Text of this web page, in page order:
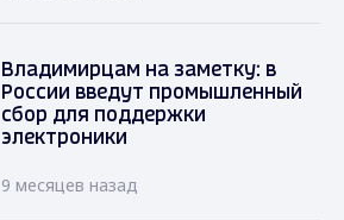
Владимирцам на заметку: в
России введут промышленный
сбор для поддержки
электроники
9 месяцев назад